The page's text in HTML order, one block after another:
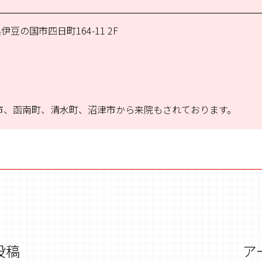
豆の国市四日町164-11 2F
函南町、清水町、沼津市から来院もされております。
稿 ア